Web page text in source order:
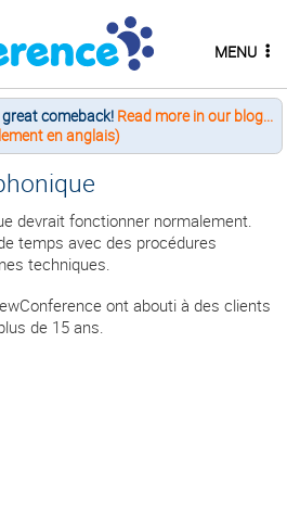
comeback!Read more in our blog...
en anglais)
devrait fonctionner normalement.
temps avec des procédures
techniques.
ont abouti à des clients
de 15 ans.
MENU